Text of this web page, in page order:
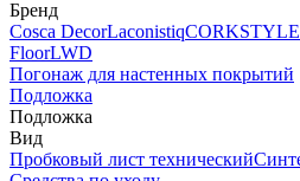
Бренд
Cosca DecorLaconistiqCORKSTYLE
FloorLWD
Погонаж для настенных покрытий
Подложка
Подложка
Вид
Пробковый лист технический